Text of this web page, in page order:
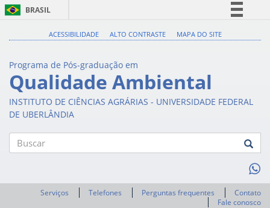
BRASIL
Acesso à informação
Legislação
ACESSIBILIDADE ALTO CONTRASTE MAPA DO SITE
Programa de Pós-graduação em
Qualidade Ambiental
INSTITUTO DE CIÊNCIAS AGRÁRIAS - UNIVERSIDADE FEDERAL
DE UBERLÂNDIA
Serviços Telefones Perguntas frequentes
Contato
Fale conosco